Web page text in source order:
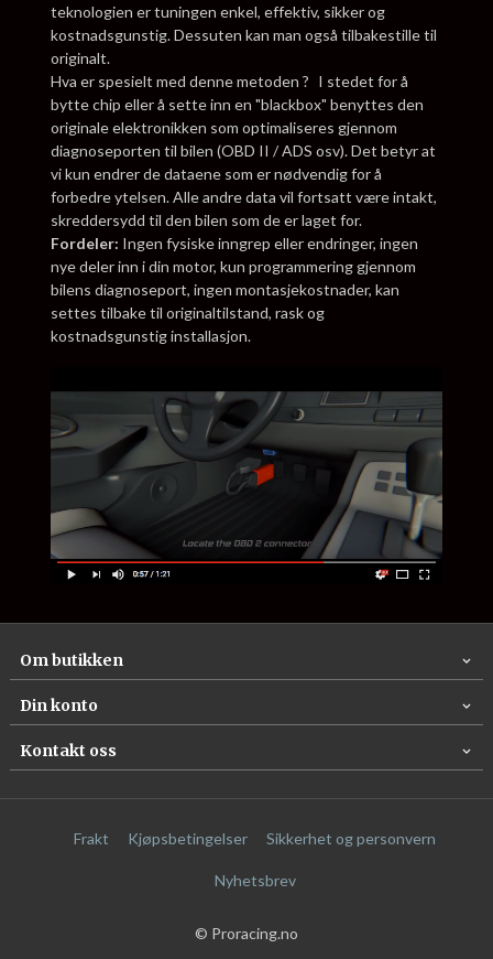
teknologien er tuningen enkel, effektiv, sikker og
kostnadsgunstig. Dessuten kan man også tilbakestille til
originalt.
Hva er spesielt med denne metoden ? I stedet for å
bytte chip eller å sette inn en "blackbox" benyttes den
originale elektronikken som optimaliseres gjennom
diagnoseporten til bilen (OBD II / ADS osv). Det betyr at
vi kun endrer de dataene som er nødvendig for å
forbedre ytelsen. Alle andre data vil fortsatt være intakt,
skreddersydd til den bilen som de er laget for.
Fordeler: Ingen fysiske inngrep eller endringer, ingen
nye deler inn i din motor, kun programmering gjennom
bilens diagnoseport, ingen montasjekostnader, kan
settes tilbake til originaltilstand, rask og
kostnadsgunstig installasjon.
Om butikken
Din konto
Kontakt oss
Frakt Kjøpsbetingelser Sikkerhet og personvern
Nyhetsbrev
© Proracing.no